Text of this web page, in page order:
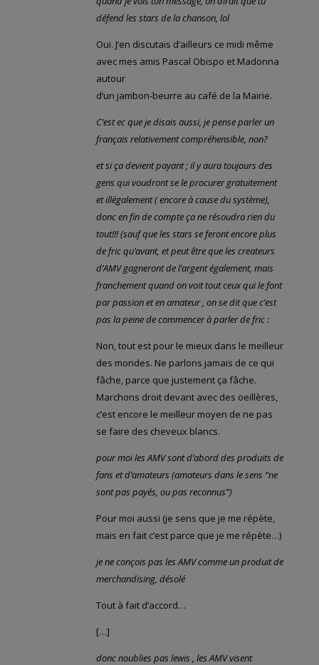
défend les stars de la chanson, lol
Oui. J’en discutais d’ailleurs ce midi même
avec mes amis Pascal Obispo et Madonna
autour
d’un jambon-beurre au café de la Mairie.
C’est ec que je disais aussi, je pense parler un
français relativement compréhensible, non?
et si ça devient payant ; il y aura toujours des
gens qui voudront se le procurer gratuitement
et illégalement ( encore à cause du système),
donc en fin de compte ça ne résoudra rien du
tout!!! (sauf que les stars se feront encore plus
de fric qu’avant, et peut être que les createurs
d’AMV gagneront de l’argent également, mais
franchement quand on voit tout ceux qui le font
par passion et en amateur , on se dit que c’est
pas la peine de commencer à parler de fric :
Non, tout est pour le mieux dans le meilleur
des mondes. Ne parlons jamais de ce qui
fâche, parce que justement ça fâche.
Marchons droit devant avec des oeillères,
c’est encore le meilleur moyen de ne pas
se faire des cheveux blancs.
pour moi les AMV sont d’abord des produits de
fans et d’amateurs (amateurs dans le sens “ne
sont pas payés, ou pas reconnus”)
Pour moi aussi (je sens que je me répète,
mais en fait c’est parce que je me répète…)
je ne conçois pas les AMV comme un produit de
merchandising, désolé
Tout à fait d’accord…
[…]
donc noublies pas lewis , les AMV visent